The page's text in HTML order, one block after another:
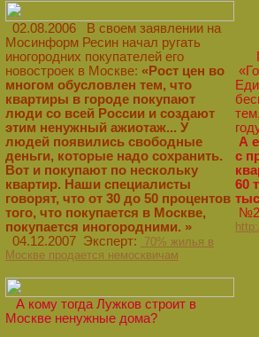
02.08.2006 В своем заявлении на
Мосинформ Ресин начал ругать
иногородних покупателей его
новостроек в Москве: «Рост цен во
многом обусловлен тем, что
квартиры в городе покупают
люди со всей России и создают
этим ненужный ажиотаж... У
людей появились свободные
деньги, которые надо сохранить.
Вот и покупают по нескольку
квартир. Наши специалисты
говорят, что от 30 до 50 процентов
того, что покупается в Москве,
покупается иногородними. »
04.12.2007 Эксперт:
70% жилья в
Москве продается немосквичам
А
с
60
А кому тогда Лужков строит в
Москве ненужные дома?